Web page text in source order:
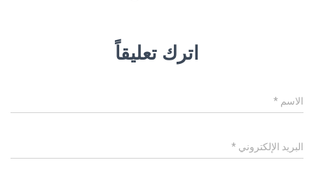
اترك تعليقاً
الاسم *
البريد الإلكتروني *